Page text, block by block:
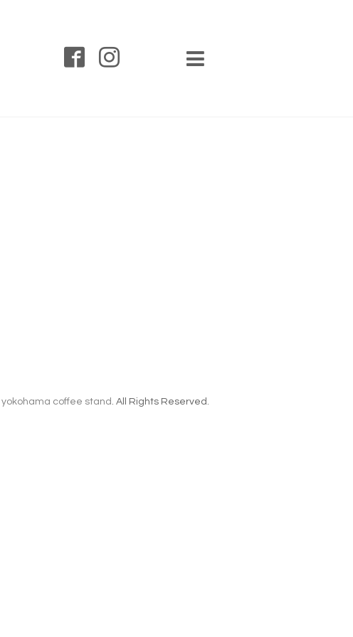
yokohama coffee stand . All Rights Reserved.